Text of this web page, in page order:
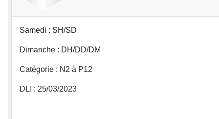
Samedi : SH/SD
Dimanche : DH/DD/DM
Catégorie : N2 à P12
DLI : 25/03/2023